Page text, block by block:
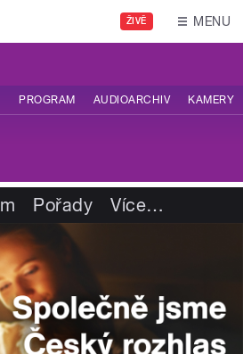
ŽIVĚ MENU
PROGRAM AUDIOARCHIV KAMERY
Pořady Více…